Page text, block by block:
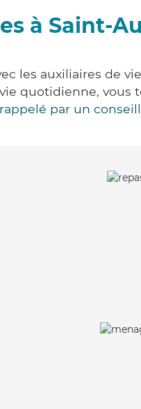
à Saint-
les auxiliaires de
quotidienne,
par un